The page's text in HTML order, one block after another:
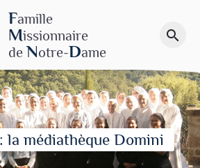
Famille
Missionnaire
de Notre-Dame
search
Faire un don
la médiathèque Domini